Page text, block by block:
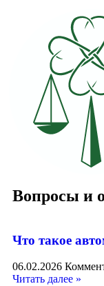
Вопросы и
Что такое
06.02.2026
Читать далее »